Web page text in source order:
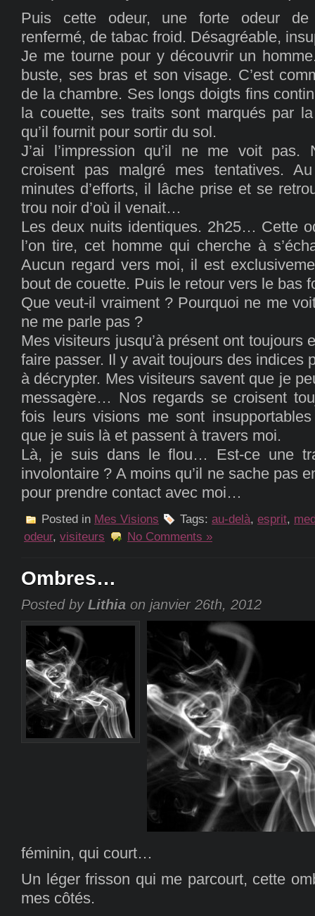
Puis cette odeur, une forte odeur
renfermé, de tabac froid. Désagréable,
Je me tourne pour y découvrir un
buste, ses bras et son visage. C’est
de la chambre. Ses longs doigts fins
la couette, ses traits sont marqués par la
qu’il fournit pour sortir du sol.
J’ai l’impression qu’il ne me voit pas.
croisent pas malgré mes tentatives.
minutes d’efforts, il lâche prise et se
trou noir d’où il venait…
Les deux nuits identiques. 2h25… Cette
l’on tire, cet homme qui cherche à
Aucun regard vers moi, il est
bout de couette. Puis le retour vers le bas
Que veut-il vraiment ? Pourquoi ne me
ne me parle pas ?
Mes visiteurs jusqu’à présent ont toujours
faire passer. Il y avait toujours des indices
à décrypter. Mes visiteurs savent que je
messagère… Nos regards se croisent
fois leurs visions me sont
que je suis là et passent à travers moi.
Là, je suis dans le flou… Est-ce une
involontaire ? A moins qu’il ne sache pas
pour prendre contact avec moi…
Posted in Mes Visions Tags: au-delà, esprit,
odeur, visiteurs No Comments »
Ombres…
Posted by Lithia on janvier 26th, 2012
féminin, qui court…
Un léger frisson qui me parcourt, cette
mes côtés.